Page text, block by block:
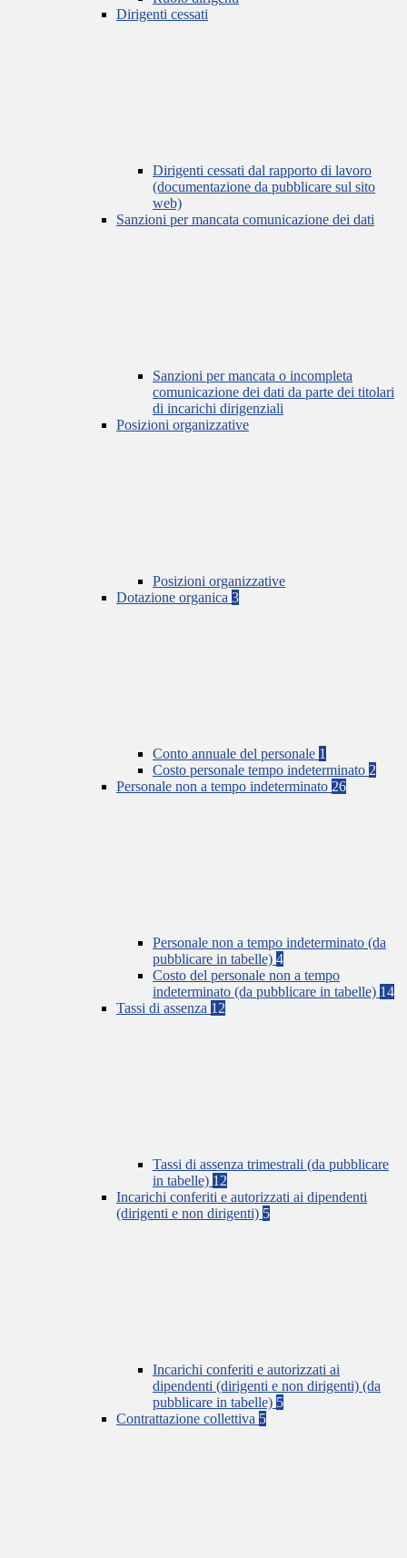
Dirigenti cessati
Dirigenti cessati dal rapporto di lavoro
(documentazione da pubblicare sul sito
web)
Sanzioni per mancata comunicazione dei dati
Sanzioni per mancata o incompleta
comunicazione dei dati da parte dei titolari
di incarichi dirigenziali
Posizioni organizzative
Posizioni organizzative
Dotazione organica 3
Conto annuale del personale 1
Costo personale tempo indeterminato 2
Personale non a tempo indeterminato 26
Personale non a tempo indeterminato (da
pubblicare in tabelle) 4
Costo del personale non a tempo
indeterminato (da pubblicare in tabelle) 14
Tassi di assenza 12
Tassi di assenza trimestrali (da pubblicare
in tabelle) 12
Incarichi conferiti e autorizzati ai dipendenti
(dirigenti e non dirigenti) 5
Incarichi conferiti e autorizzati ai
dipendenti (dirigenti e non dirigenti) (da
pubblicare in tabelle) 5
Contrattazione collettiva 5